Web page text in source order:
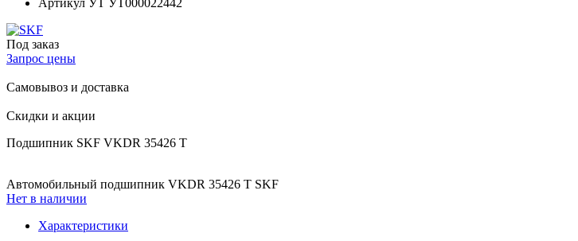
Под заказ
Запрос цены
Самовывоз и доставка
Скидки и акции
Подшипник SKF VKDR 35426 T
Автомобильный подшипник VKDR 35426 T SKF
Нет в наличии
Характеристики